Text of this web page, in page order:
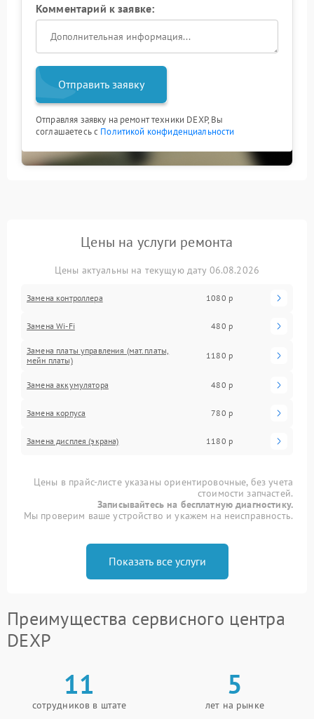
Комментарий к заявке:
Отправить заявку
Отправляя заявку на ремонт техники DEXP, Вы
соглашаетесь с Политикой конфиденциальности
Цены на услуги ремонта
Цены актуальны на текущую дату 06.08.2026
Замена контроллера 1080 р
Замена Wi-Fi 480 р
Замена платы управления (мат.платы,
мейн платы)
1180 р
Замена аккумулятора 480 р
Замена корпуса 780 р
Замена дисплея (экрана) 1180 р
Цены в прайс-листе указаны ориентировочные, без учета
стоимости запчастей.
Записывайтесь на бесплатную диагностику.
Мы проверим ваше устройство и укажем на неисправность.
Показать все услуги
Преимущества сервисного центра
DEXP
11
сотрудников в штате
5
лет на рынке